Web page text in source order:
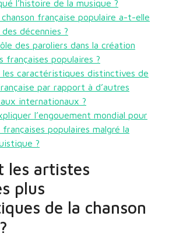
l’histoire de la musique ?
française populaire a-t-elle
décennies ?
des paroliers dans la création
françaises populaires ?
les caractéristiques distinctives de
par rapport à d’autres
internationaux ?
l’engouement mondial pour
françaises populaires malgré la
?
les artistes
plus
de la chanson